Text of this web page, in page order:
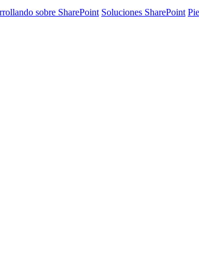
sobre SharePoint Soluciones SharePoint